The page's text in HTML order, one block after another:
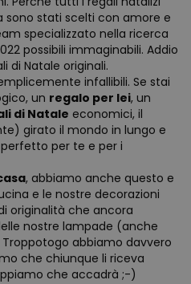
sono stati scelti con amore e
specializzato nella ricerca
possibili immaginabili. Addio
di Natale originali.
infallibili. Se stai
un regalo per lei, un
di Natale economici, il
girato il mondo in lungo e
per te e per i
, abbiamo anche questo e
e le nostre decorazioni
originalità che ancora
nostre lampade (anche
abbiamo davvero
che chiunque li riceva
che accadrà ;-)